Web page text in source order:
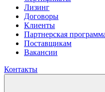
Лизинг
Договоры
Клиенты
Партнерская
Поставщикам
Вакансии
Контакты